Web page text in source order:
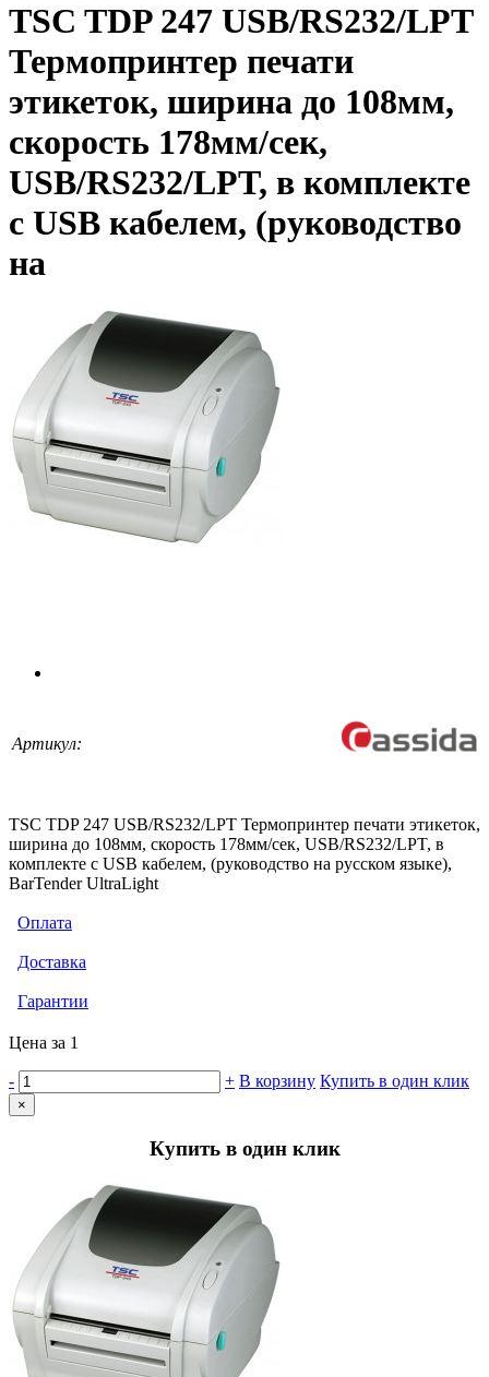
TSC TDP 247 USB/RS232/LPT
Термопринтер печати
этикеток, ширина до 108мм,
скорость 178мм/сек,
USB/RS232/LPT, в комплекте
с USB кабелем, (руководство
на
Артикул:
TSC TDP 247 USB/RS232/LPT Термопринтер печати этикеток,
ширина до 108мм, скорость 178мм/сек, USB/RS232/LPT, в
комплекте с USB кабелем, (руководство на русском языке),
BarTender UltraLight
Оплата
Доставка
Гарантии
Цена за 1
- + В корзину Купить в один клик
×
Купить в один клик